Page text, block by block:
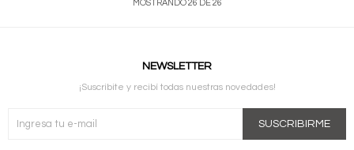
MOSTRANDO26 DE26
NEWSLETTER
¡Suscribite y recibí todas nuestras novedades!
SUSCRIBIRME